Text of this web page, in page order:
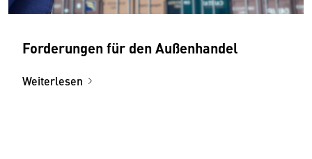
Forderungen für den Außenhandel
Weiterlesen